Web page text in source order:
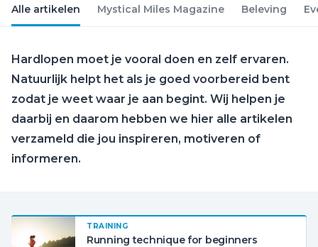
Alle artikelen Mystical Miles Magazine Beleving
Hardlopen moet je vooral doen en zelf ervaren.
Natuurlijk helpt het als je goed voorbereid bent
zodat je weet waar je aan begint. Wij helpen je
daarbij en daarom hebben we hier alle artikelen
verzameld die jou inspireren, motiveren of
informeren.
TRAINING
Running technique for beginners